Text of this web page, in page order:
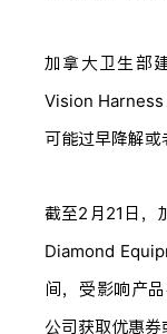
加拿大卫生部
Vision Harness
可能过早降解或
截至2月21日，
Diamond
间，受影响产
公司获取优惠券